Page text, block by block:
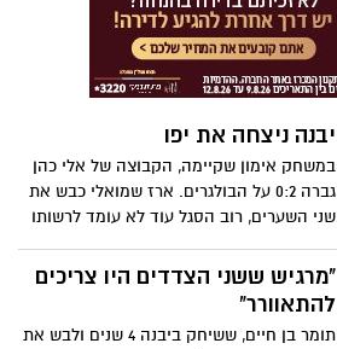
יבנה ניצחה את יפו
במשחק אימון שקיימה, הקבוצה של אלי כהן
גברה 0:2 על הבולגרים. ארז שמואלי כבש את
שני השערים, רוב הסגל עוד לא עומד לרשותו
"מרגיש ששני הצדדים היו צריכים
להתאוורר"
תומר בן חיים, ששיחק ביבנה 4 שנים ולבש את